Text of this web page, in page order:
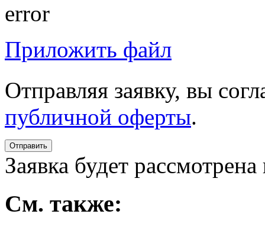
error
Приложить файл
Отправляя заявку, вы
публичной оферты.
Заявка будет
См. также: